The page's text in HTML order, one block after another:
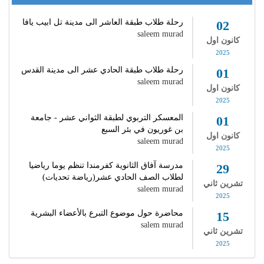
02
كانون اول
2025
رحلة طلاب طبقة العاشر الى مدينة تل ابيب يافا
saleem murad
01
كانون اول
2025
رحلة طلاب طبقة الحادي عشر الى مدينة القدس
saleem murad
01
كانون اول
2025
المعسكر التربوي لطبقة الثواني عشر - جامعة
بن غوريون في بئر السبع
saleem murad
29
تشرين ثاني
2025
مدرسة آفاق الثانوية كفرمندا تنظم يوما رياضيا
لطلاب الصف الحادي عشر(رياضة تحديات)
saleem murad
15
تشرين ثاني
2025
محاضرة حول موضوع التبرع بالأعضاء البشرية
salem murad